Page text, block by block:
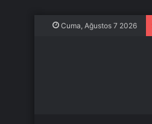
Cuma, Ağustos 7 2026